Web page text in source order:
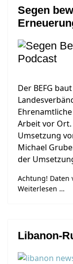
Segen
Der BEFG
Arbeit vor
Umsetzung
Michael
der
Achtung! Daten
Weiterlesen …
Libanon-